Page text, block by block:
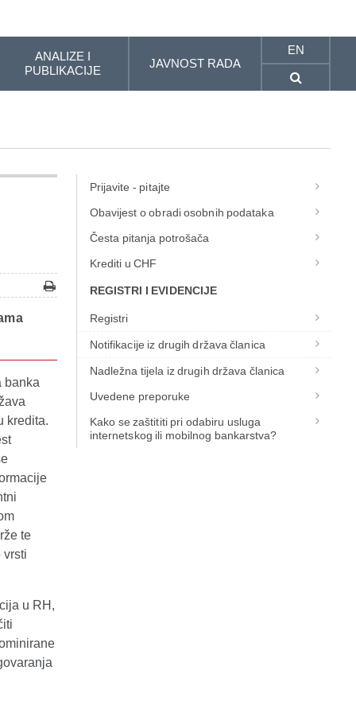
ANALIZE I
PUBLIKACIJE
JAVNOST RADA
EN
banka
kredita.
te
vrsti
u RH,
Prijavite - pitajte
Obavijest o obradi osobnih podataka
Česta pitanja potrošača
Krediti u CHF
REGISTRI I EVIDENCIJE
Registri
Notifikacije iz drugih država članica
Nadležna tijela iz drugih država članica
Uvedene preporuke
Kako se zaštititi pri odabiru usluga
internetskog ili mobilnog bankarstva?